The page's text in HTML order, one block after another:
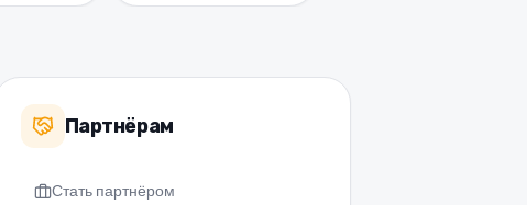
Партнёрам
Стать партнёром